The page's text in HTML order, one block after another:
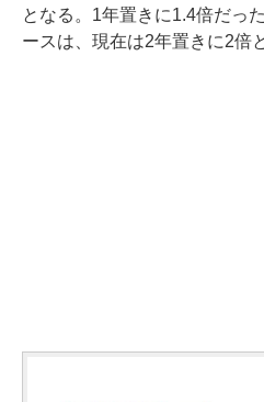
となる。1年置きに1.4倍だっ
ースは、現在は2年置きに2倍